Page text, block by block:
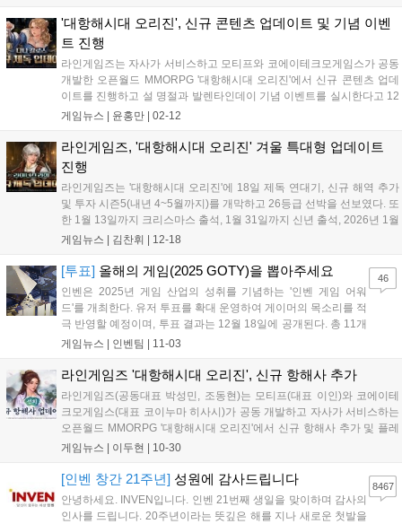
징이다. 현지 서비스명은 ‘대항해시대:...
'대항해시대 오리진', 신규 콘텐츠 업데이트 및 기념 이벤
트 진행
라인게임즈는 자사가 서비스하고 모티프와 코에이테크모게임스가 공동
개발한 오픈월드 MMORPG '대항해시대 오리진'에서 신규 콘텐츠 업데
이트를 진행하고 설 명절과 발렌타인데이 기념 이벤트를 실시한다고 12
일 밝혔다. 먼저 신규 제독 연대기가 추가됐다. 이번 주인공은 스웨덴 상
행방과 부...
게임뉴스 | 윤홍만 02-12
라인게임즈, '대항해시대 오리진' 겨울 특대형 업데이트
진행
라인게임즈는 '대항해시대 오리진'에 18일 제독 연대기, 신규 해역 추가
및 투자 시즌5(내년 4~5월까지)를 개막하고 26등급 선박을 선보였다. 또
한 1월 13일까지 크리스마스 출석, 1월 31일까지 신년 출석, 2026년 1월
1일 핫타임 등 다양한 연말연시 이벤트도 진행된다....
게임뉴스 | 김찬휘 12-18
[투표] 올해의 게임(2025 GOTY)을 뽑아주세요
인벤은 2025년 게임 산업의 성취를 기념하는 '인벤 게임 어워
드'를 개최한다. 유저 투표를 확대 운영하여 게이머의 목소리를 적
극 반영할 예정이며, 투표 결과는 12월 18일에 공개된다. 총 11개
부문에서 유저 투표로 수상작을 결정하며, '올해의 게임'과 '최고
지 진행되며, 참여자에게는 추첨을 통해 경품을 제공하는 이벤트
도 진행한다....
게임뉴스 | 인벤팀 11-03
46
라인게임즈 '대항해시대 오리진', 신규 항해사 추가
라인게임즈(공동대표 박성민, 조동현)는 모티프(대표 이인)와 코에이테
크모게임스(대표 코이누마 히사시)가 공동 개발하고 자사가 서비스하는
오픈월드 MMORPG '대항해시대 오리진'에서 신규 항해사 추가 및 플레
이 편의성 업데이트를 진행했다고 30일 밝혔다. 추가된 항해사는 S급
교역...
게임뉴스 | 이두현 10-30
[인벤 창간 21주년] 성원에 감사드립니다
안녕하세요. INVEN입니다. 인벤 21번째 생일을 맞이하며 감사의
인사를 드립니다. 20주년이라는 뜻깊은 해를 지나 새로운 첫발을
8467